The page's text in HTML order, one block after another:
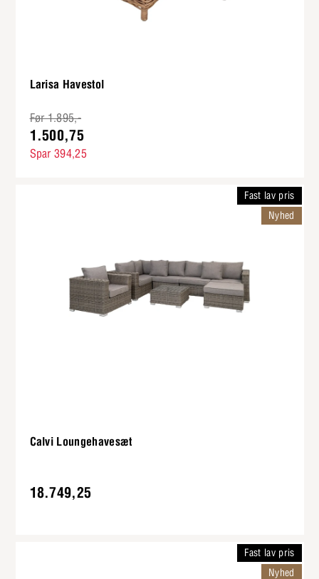
Larisa Havestol
Før 1.895,-
1.500,75
Spar 394,25
Calvi Loungehavesæt
Fast lav pris
Nyhed
18.749,25
Fast lav pris
Nyhed